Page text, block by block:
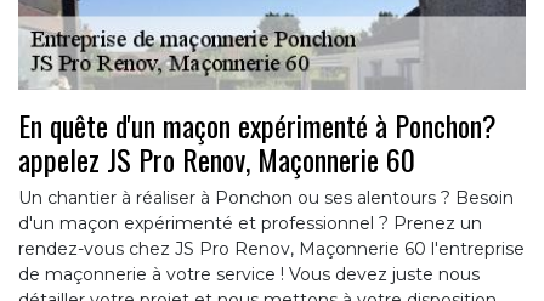
En quête d'un maçon expérimenté à Ponchon?
appelez JS Pro Renov, Maçonnerie 60
Un chantier à réaliser à Ponchon ou ses alentours ? Besoin
d'un maçon expérimenté et professionnel ? Prenez un
rendez-vous chez JS Pro Renov, Maçonnerie 60 l'entreprise
de maçonnerie à votre service ! Vous devez juste nous